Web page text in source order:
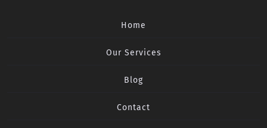
Home
Our Services
Blog
Contact